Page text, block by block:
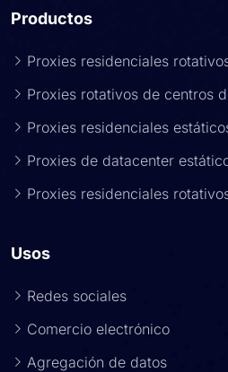
Productos
Proxies residenciales
Proxies rotativos de centros
Proxies residenciales
Proxies de datacenter
Proxies residenciales
Usos
Redes sociales
Comercio electrónico
Agregación de datos